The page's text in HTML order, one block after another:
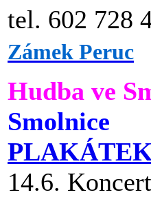
tel. 602 728
Zámek Peruc
Hudba ve
Smolnice
14.6.